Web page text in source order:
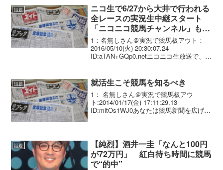
セキノテイオー（牡7＝岡島玉...
話題
ニコ生で6/27から大井で行われる
全レースの実況生中継スタート
「ニコニコ競馬チャンネル」も開
設
1：名無しさん＠実況で競馬板アウト：
2016/05/10(火) 20:30:07.24
ID:aTAN+GQp0.netニコニコ生放送で、6
アルタイムでコメントを書き...
話題 就活生こそ競馬を知るべき
1： 名無しさん＠実況で競馬板アウ
ト:2014/01/17(金) 17:11:29.13
ID:mltOs1WJ0あなたは競馬新聞を広げて
話題
【純烈】酒井一圭「なんと100円
が72万円」 紅白待ち時間に競馬
で“的中”